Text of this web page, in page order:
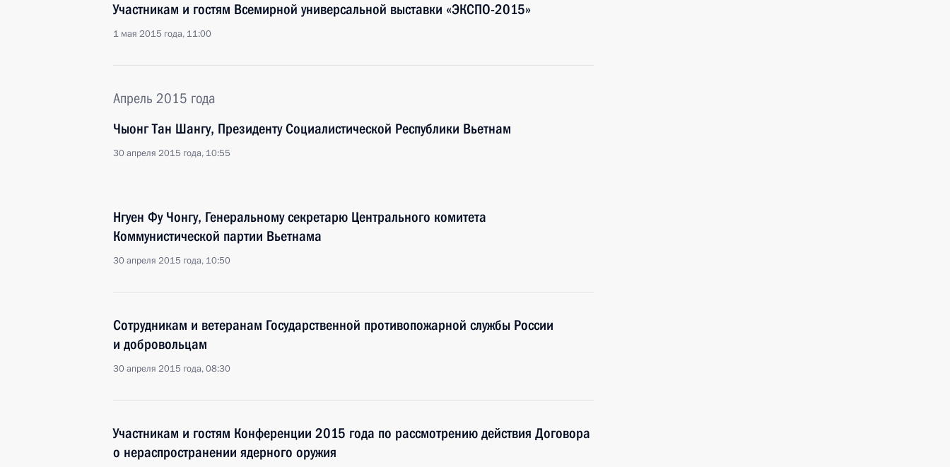
Участникам и гостям Всемирной универсальной выставки «ЭКСПО-2015»
1 мая 2015 года, 11:00
Апрель 2015 года
Чыонг Тан Шангу, Президенту Социалистической Республики Вьетнам
30 апреля 2015 года, 10:55
Нгуен Фу Чонгу, Генеральному секретарю Центрального комитета
Коммунистической партии Вьетнама
30 апреля 2015 года, 10:50
Сотрудникам и ветеранам Государственной противопожарной службы России
и добровольцам
30 апреля 2015 года, 08:30
Участникам и гостям Конференции 2015 года по рассмотрению действия Договора
о нераспространении ядерного оружия